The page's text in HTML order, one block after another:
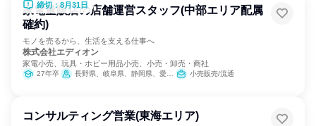
締切：8月31日
家電量販店の店舗運営スタッフ(中部エリア配属
確約)
モノを売るから、生活を支える仕事へ
株式会社エディオン
家電小売、玩具・ホビー用品小売、小売・卸売・商社
27年卒 長野県、岐阜県、静岡県、愛知県、三重県 小売販売/流通
コンサルティング営業(東海エリア)